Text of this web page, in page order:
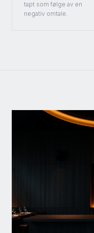
tapt som følge av en
negativ omtale.